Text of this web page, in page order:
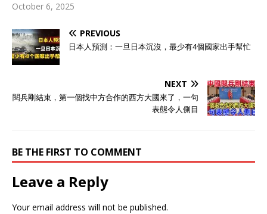
October 6, 2025
PREVIOUS
日本人預測：一旦日本沉沒，最少有4個國家出手幫忙
NEXT
閱兵剛結束，第一個找中方合作的西方大國來了，一句
表態令人側目
BE THE FIRST TO COMMENT
Leave a Reply
Your email address will not be published.